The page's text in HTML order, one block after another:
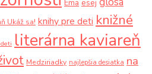
Ema esej
Ukáž sa! knihy pre deti knižné
literárna kaviareň
Medziriadky najlepšia desiatka na